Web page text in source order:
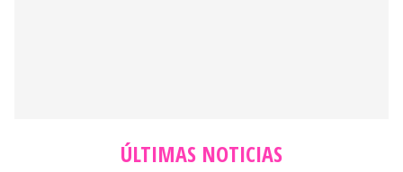
ÚLTIMAS NOTICIAS